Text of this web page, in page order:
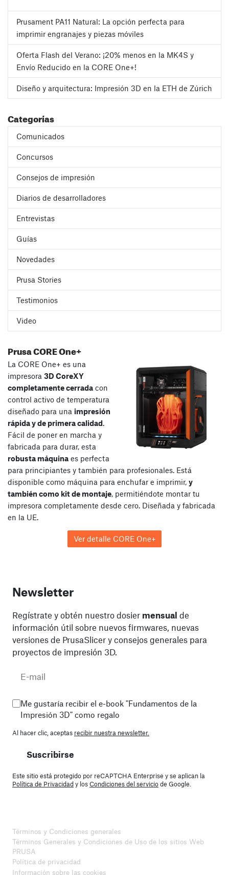
Prusament PA11 Natural: La opción perfecta para
imprimir engranajes y piezas móviles
Oferta Flash del Verano: ¡20% menos en la MK4S y
Envío Reducido en la CORE One+!
Diseño y arquitectura: Impresión 3D en la ETH de Zúrich
Categorías
Comunicados
Concursos
Consejos de impresión
Diarios de desarrolladores
Entrevistas
Guías
Novedades
Prusa Stories
Testimonios
Video
Prusa CORE One+
La CORE One+ es una
impresora 3D CoreXY
completamente cerrada con
control activo de temperatura
diseñado para una impresión
rápida y de primera calidad.
Fácil de poner en marcha y
fabricada para durar, esta
robusta máquina es perfecta
para principiantes y también para profesionales. Está
disponible como máquina para enchufar e imprimir, y
también como kit de montaje, permitiéndote montar tu
impresora completamente desde cero. Diseñada y fabricada
en la UE.
Ver detalle CORE One+
Newsletter
Regístrate y obtén nuestro dosier mensual de
información útil sobre nuevos firmwares, nuevas
versiones de PrusaSlicer y consejos generales para
proyectos de impresión 3D.
Me gustaría recibir el e-book "Fundamentos de la
Impresión 3D" como regalo
Al hacer clic, aceptas recibir nuestra newsletter.
Suscribirse
Este sitio está protegido por reCAPTCHA Enterprise y se aplican la
Política de Privacidady losCondiciones del serviciode Google.
Términos y Condiciones generales
Términos Generales y Condiciones de Uso de los sitios Web
PRUSA
Política de privacidad
Información sobre las cookies